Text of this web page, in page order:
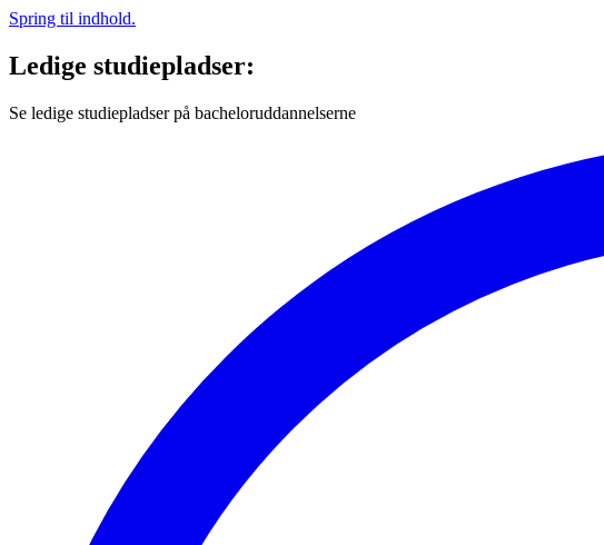
Spring til indhold.
Ledige studiepladser:
Se ledige studiepladser på bacheloruddannelserne